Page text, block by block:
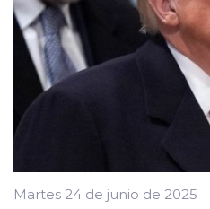
Martes 24 de junio de 2025